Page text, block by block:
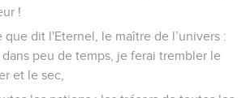
!
que dit l'Eternel, le maître de l’univers :
peu de temps, je ferai trembler le
et le sec,